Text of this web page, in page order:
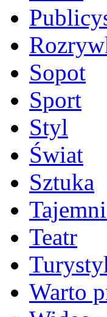
Sopot
Sport
Styl
Świat
Sztuka
Teatr
Warto